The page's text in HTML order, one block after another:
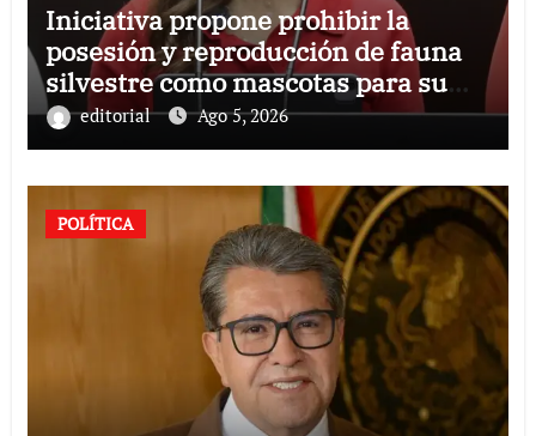
Iniciativa propone prohibir la
posesión y reproducción de fauna
silvestre como mascotas para su
comercialización
editorial Ago 5, 2026
POLÍTICA